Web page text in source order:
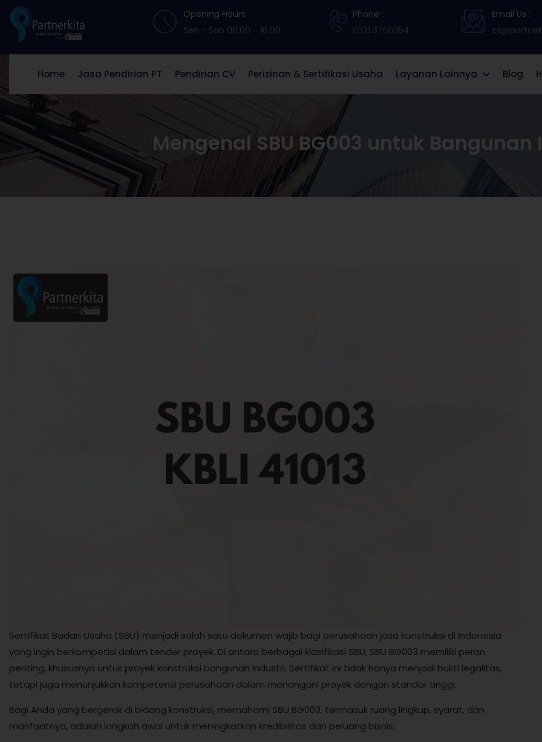
Opening Hours :
Sen - Sab 08:00 - 16:00
Phone :
0321 3760354
Email Us :
Home Jasa Pendirian PT Pendirian CV Perizinan & Sertifikasi Usaha Layanan Lainnya Blog
Mengenal SBU BG003 untuk
Sertifikat Badan Usaha (SBU) menjadi salah satu dokumen wajib bagi perusahaan jasa konstruksi di Indonesia
yang ingin berkompetisi dalam tender proyek. Di antara berbagai klasifikasi SBU, SBU BG003 memiliki peran
penting, khususnya untuk proyek konstruksi bangunan industri. Sertifikat ini tidak hanya menjadi bukti legalitas,
tetapi juga menunjukkan kompetensi perusahaan dalam menangani proyek dengan standar tinggi.
Bagi Anda yang bergerak di bidang konstruksi, memahami SBU BG003, termasuk ruang lingkup, syarat, dan
manfaatnya, adalah langkah awal untuk meningkatkan kredibilitas dan peluang bisnis.